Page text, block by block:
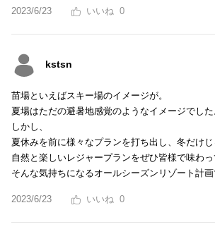
2023/6/23 0
kstsn
苗場といえばスキー場のイメージが。
夏場はただの避暑地感覚のようなイメージでした
しかし、
夏休みを前に様々なプランを打ち出し、冬だけじ
自然と楽しいレジャープランをぜひ皆様で味わっ
そんな気持ちになるオールシーズンリゾート計画
2023/6/23 0